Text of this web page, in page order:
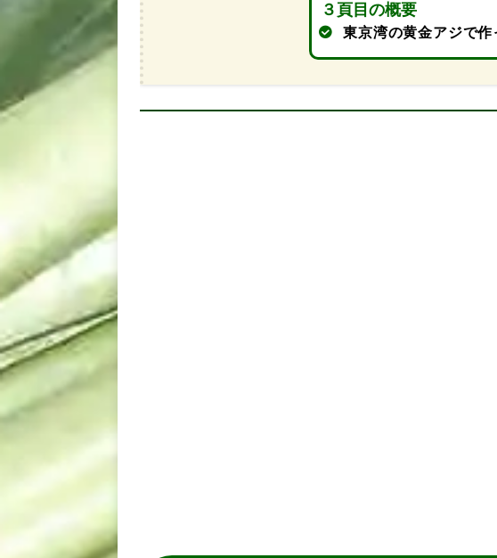
３頁目の概要
東京湾の黄金アジで